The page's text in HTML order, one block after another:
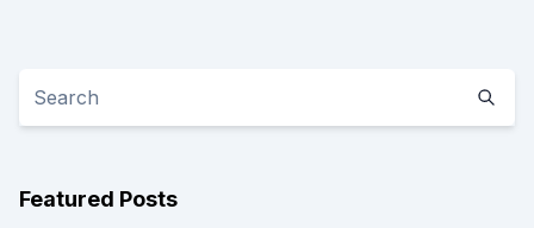
Featured Posts